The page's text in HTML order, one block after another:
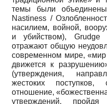
темы были
Nastiness /
насилием, войной,
и убийством), Grudge
отражают общую
современном мире, «мир
движется к
(утверждения,
жестоких поступков,
отношение,
утверждений,